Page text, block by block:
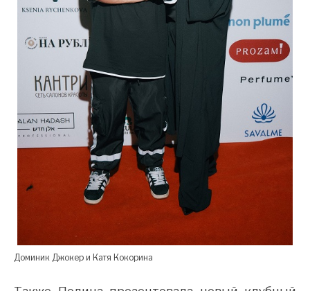
Доминик Джокер и Катя Кокорина